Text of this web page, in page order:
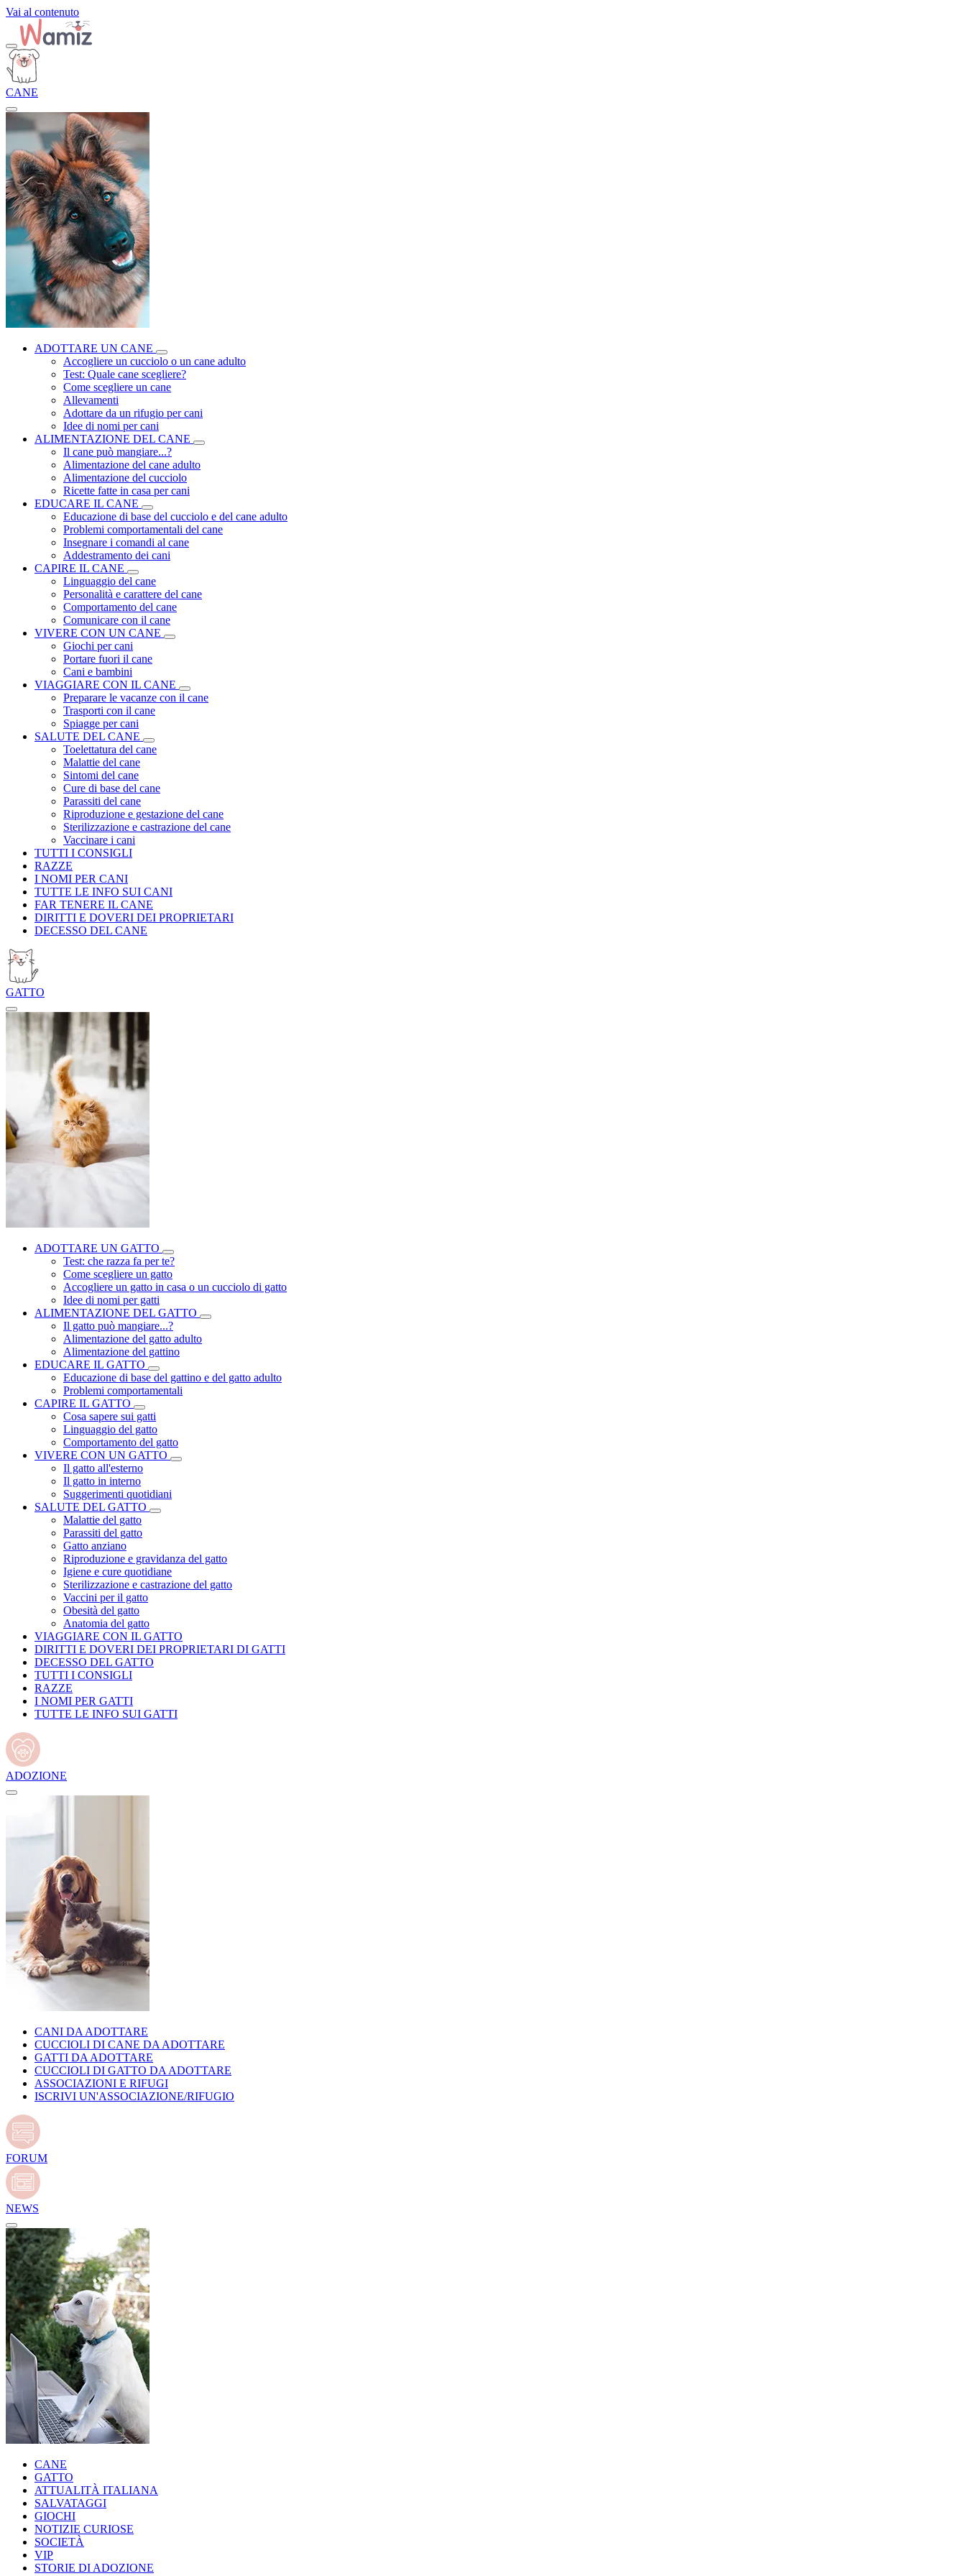
Vai al contenuto
CANE
ADOTTARE UN CANE
Accogliere un cucciolo o un cane adulto
Test: Quale cane scegliere?
Come scegliere un cane
Allevamenti
Adottare da un rifugio per cani
Idee di nomi per cani
ALIMENTAZIONE DEL CANE
Il cane può mangiare...?
Alimentazione del cane adulto
Alimentazione del cucciolo
Ricette fatte in casa per cani
EDUCARE IL CANE
Educazione di base del cucciolo e del cane adulto
Problemi comportamentali del cane
Insegnare i comandi al cane
Addestramento dei cani
CAPIRE IL CANE
Linguaggio del cane
Personalità e carattere del cane
Comportamento del cane
Comunicare con il cane
VIVERE CON UN CANE
Giochi per cani
Portare fuori il cane
Cani e bambini
VIAGGIARE CON IL CANE
Preparare le vacanze con il cane
Trasporti con il cane
Spiagge per cani
SALUTE DEL CANE
Toelettatura del cane
Malattie del cane
Sintomi del cane
Cure di base del cane
Parassiti del cane
Riproduzione e gestazione del cane
Sterilizzazione e castrazione del cane
Vaccinare i cani
TUTTI I CONSIGLI
RAZZE
I NOMI PER CANI
TUTTE LE INFO SUI CANI
FAR TENERE IL CANE
DIRITTI E DOVERI DEI PROPRIETARI
DECESSO DEL CANE
GATTO
ADOTTARE UN GATTO
Test: che razza fa per te?
Come scegliere un gatto
Accogliere un gatto in casa o un cucciolo di gatto
Idee di nomi per gatti
ALIMENTAZIONE DEL GATTO
Il gatto può mangiare...?
Alimentazione del gatto adulto
Alimentazione del gattino
EDUCARE IL GATTO
Educazione di base del gattino e del gatto adulto
Problemi comportamentali
CAPIRE IL GATTO
Cosa sapere sui gatti
Linguaggio del gatto
Comportamento del gatto
VIVERE CON UN GATTO
Il gatto all'esterno
Il gatto in interno
Suggerimenti quotidiani
SALUTE DEL GATTO
Malattie del gatto
Parassiti del gatto
Gatto anziano
Riproduzione e gravidanza del gatto
Igiene e cure quotidiane
Sterilizzazione e castrazione del gatto
Vaccini per il gatto
Obesità del gatto
Anatomia del gatto
VIAGGIARE CON IL GATTO
DIRITTI E DOVERI DEI PROPRIETARI DI GATTI
DECESSO DEL GATTO
TUTTI I CONSIGLI
RAZZE
I NOMI PER GATTI
TUTTE LE INFO SUI GATTI
ADOZIONE
CANI DA ADOTTARE
CUCCIOLI DI CANE DA ADOTTARE
GATTI DA ADOTTARE
CUCCIOLI DI GATTO DA ADOTTARE
ASSOCIAZIONI E RIFUGI
ISCRIVI UN'ASSOCIAZIONE/RIFUGIO
FORUM
NEWS
CANE
GATTO
ATTUALITÀ ITALIANA
SALVATAGGI
GIOCHI
NOTIZIE CURIOSE
SOCIETÀ
VIP
STORIE DI ADOZIONE